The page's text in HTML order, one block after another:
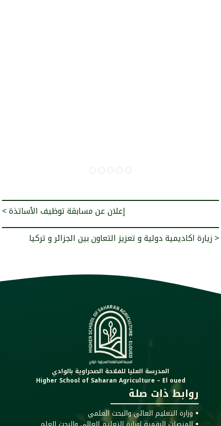
< إعلان عن مسابقة توظيف الأساتذة
زيارة اكاديمية دولية و تعزيز التعاون بين الجزائر و تركيا >
المدرسة العليا للفلاحة الصحراوية بالوادي
Higher School of Saharan Agriculture – El oued
روابط ذات صلة
ꔷ وزارة التعليم العالي والبحث العلمي